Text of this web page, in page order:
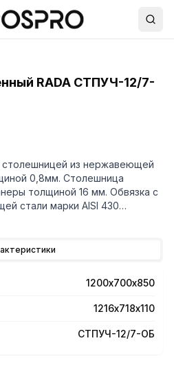
RADA СТПУЧ-12/7-
из нержавеющей
0,8мм. Столешница
16 мм. Обвязка с
стали марки AISI 430
опоры. У
250 кг. В
имеет габариты 1216х718х110
1200х700х850
1216х718х110
СТПУЧ-12/7-ОБ